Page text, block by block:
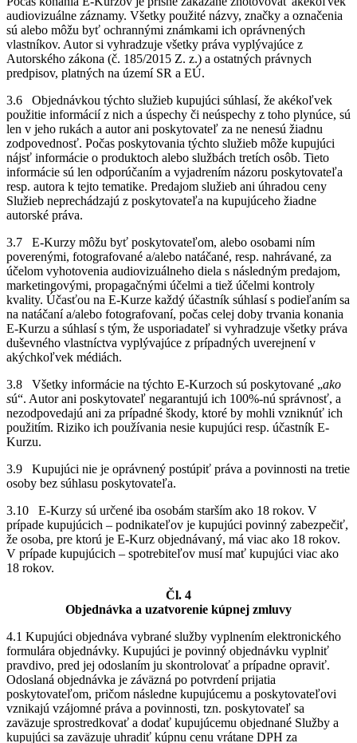
audiovizuálne záznamy. Všetky použité názvy, značky a označenia
sú alebo môžu byť ochrannými známkami ich oprávnených
vlastníkov. Autor si vyhradzuje všetky práva vyplývajúce z
Autorského zákona (č. 185/2015 Z. z.) a ostatných právnych
predpisov, platných na území SR a EÚ.
3.6 Objednávkou týchto služieb kupujúci súhlasí, že akékoľvek
použitie informácií z nich a úspechy či neúspechy z toho plynúce, sú
len v jeho rukách a autor ani poskytovateľ za ne nenesú žiadnu
zodpovednosť. Počas poskytovania týchto služieb môže kupujúci
nájsť informácie o produktoch alebo službách tretích osôb. Tieto
informácie sú len odporúčaním a vyjadrením názoru poskytovateľa
resp. autora k tejto tematike. Predajom služieb ani úhradou ceny
Služieb neprechádzajú z poskytovateľa na kupujúceho žiadne
autorské práva.
3.7 E-Kurzy môžu byť poskytovateľom, alebo osobami ním
poverenými, fotografované a/alebo natáčané, resp. nahrávané, za
účelom vyhotovenia audiovizuálneho diela s následným predajom,
marketingovými, propagačnými účelmi a tiež účelmi kontroly
kvality. Účasťou na E-Kurze každý účastník súhlasí s podieľaním sa
na natáčaní a/alebo fotografovaní, počas celej doby trvania konania
E-Kurzu a súhlasí s tým, že usporiadateľ si vyhradzuje všetky práva
duševného vlastníctva vyplývajúce z prípadných uverejnení v
akýchkoľvek médiách.
3.8 Všetky informácie na týchto E-Kurzoch sú poskytované „ako
sú“. Autor ani poskytovateľ negarantujú ich 100%-nú správnosť, a
nezodpovedajú ani za prípadné škody, ktoré by mohli vzniknúť ich
použitím. Riziko ich používania nesie kupujúci resp. účastník E-
Kurzu.
3.9 Kupujúci nie je oprávnený postúpiť práva a povinnosti na tretie
osoby bez súhlasu poskytovateľa.
3.10 E-Kurzy sú určené iba osobám starším ako 18 rokov. V
prípade kupujúcich – podnikateľov je kupujúci povinný zabezpečiť,
že osoba, pre ktorú je E-Kurz objednávaný, má viac ako 18 rokov.
V prípade kupujúcich – spotrebiteľov musí mať kupujúci viac ako
18 rokov.
Čl. 4
Objednávka a uzatvorenie kúpnej zmluvy
4.1 Kupujúci objednáva vybrané služby vyplnením elektronického
formulára objednávky. Kupujúci je povinný objednávku vyplniť
pravdivo, pred jej odoslaním ju skontrolovať a prípadne opraviť.
Odoslaná objednávka je záväzná po potvrdení prijatia
poskytovateľom, pričom následne kupujúcemu a poskytovateľovi
vznikajú vzájomné práva a povinnosti, tzn. poskytovateľ sa
zaväzuje sprostredkovať a dodať kupujúcemu objednané Služby a
kupujúci sa zaväzuje uhradiť kúpnu cenu vrátane DPH za